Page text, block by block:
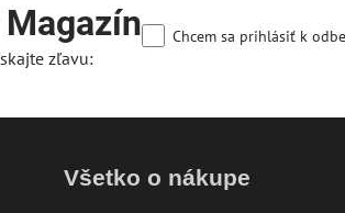
zľavu:
Chcem sa prihlásiť k
Všetko o nákupe